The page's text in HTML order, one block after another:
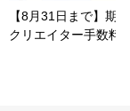
【8月31日まで】期
クリエイター手数料